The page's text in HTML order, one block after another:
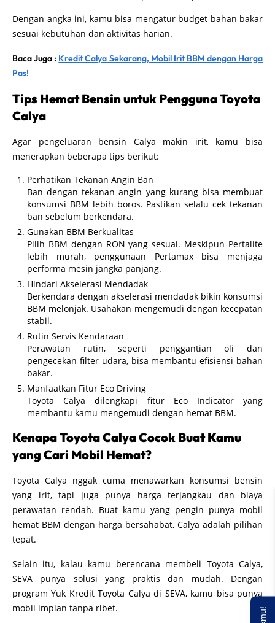
Dengan angka ini, kamu bisa mengatur budget bahan bakar
sesuai kebutuhan dan aktivitas harian.
Baca Juga : Kredit Calya Sekarang, Mobil Irit BBM dengan Harga
Pas!
Tips Hemat Bensin untuk Pengguna Toyota
Calya
Agar pengeluaran bensin Calya makin irit, kamu bisa
menerapkan beberapa tips berikut:
Perhatikan Tekanan Angin Ban
Ban dengan tekanan angin yang kurang bisa membuat
konsumsi BBM lebih boros. Pastikan selalu cek tekanan
ban sebelum berkendara.
Gunakan BBM Berkualitas
Pilih BBM dengan RON yang sesuai. Meskipun Pertalite
lebih murah, penggunaan Pertamax bisa menjaga
performa mesin jangka panjang.
Hindari Akselerasi Mendadak
Berkendara dengan akselerasi mendadak bikin konsumsi
BBM melonjak. Usahakan mengemudi dengan kecepatan
stabil.
Rutin Servis Kendaraan
Perawatan rutin, seperti penggantian oli dan
pengecekan filter udara, bisa membantu efisiensi bahan
bakar.
Manfaatkan Fitur Eco Driving
Toyota Calya dilengkapi fitur Eco Indicator yang
membantu kamu mengemudi dengan hemat BBM.
Kenapa Toyota Calya Cocok Buat Kamu
yang Cari Mobil Hemat?
Toyota Calya nggak cuma menawarkan konsumsi bensin
yang irit, tapi juga punya harga terjangkau dan biaya
perawatan rendah. Buat kamu yang pengin punya mobil
hemat BBM dengan harga bersahabat, Calya adalah pilihan
tepat.
Selain itu, kalau kamu berencana membeli Toyota Calya,
SEVA punya solusi yang praktis dan mudah. Dengan
program Yuk Kredit Toyota Calya di SEVA, kamu bisa punya
mobil impian tanpa ribet.